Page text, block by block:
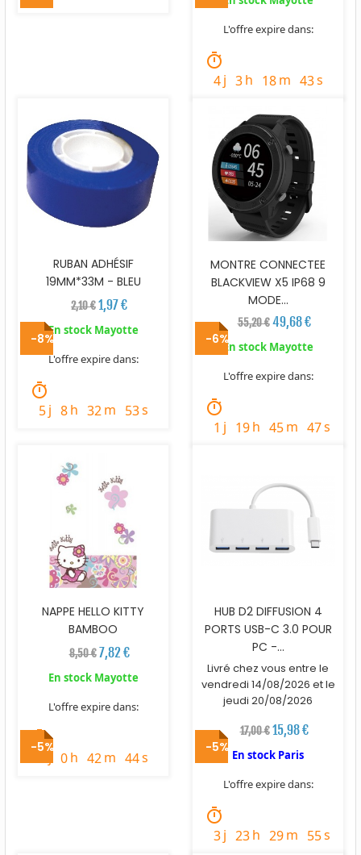
L'offre expire dans:
timer
4j 3h 18m 42s
RUBAN ADHÉSIF
19MM*33M - BLEU
2,10 €1,97 €
En stock Mayotte
L'offre expire dans:
timer
5j 8h 32m 52s
MONTRE CONNECTEE
BLACKVIEW X5 IP68 9
MODE...
55,20 € 49,68 €
En stock Mayotte
L'offre expire dans:
timer
1 j 19h 45m 46s
-8%
NAPPE HELLO KITTY
BAMBOO
8,50 € 7,82 €
En stock Mayotte
L'offre expire dans:
timer
j 0h 42m 43s
-6%
HUB D2 DIFFUSION 4
PORTS USB-C 3.0 POUR
PC -...
Livré chez vous entre le
vendredi 14/08/2026 et le
jeudi 20/08/2026
17,00 € 15,98 €
En stock Paris
L'offre expire dans:
timer
3j 23h 29m 54s
-5% -5%